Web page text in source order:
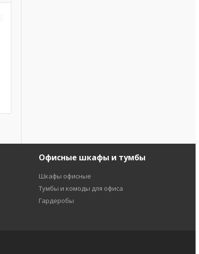
Офисные шкафы и тумбы
Шкафы офисные
Тумбы и комоды для офиса
Гардеробы